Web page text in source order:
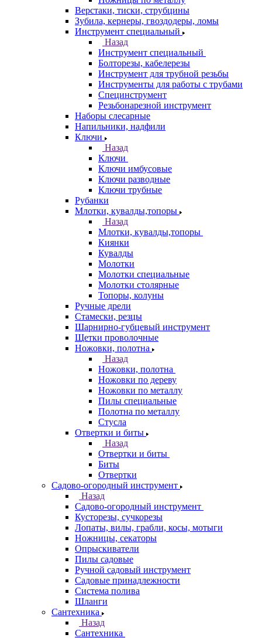
Верстаки, тиски, струбцины
Зубила, кернеры, гвоздодеры, ломы
Инструмент специальный
Назад
Инструмент специальный
Болторезы, кабелерезы
Инструмент для трубной резьбы
Инструменты для работы с трубами
Специнструмент
Резьбонарезной инструмент
Наборы слесарные
Напильники, надфили
Ключи
Назад
Ключи
Ключи имбусовые
Ключи разводные
Ключи трубные
Рубанки
Млотки, кувалды,топоры
Назад
Млотки, кувалды,топоры
Киянки
Кувалды
Молотки
Молотки специальные
Молотки столярные
Топоры, колуны
Ручные дрели
Стамески, резцы
Шарнирно-губцевый инструмент
Щетки проволочные
Ножовки, полотна
Назад
Ножовки, полотна
Ножовки по дереву
Ножовки по металлу
Пилы специальные
Полотна по металлу
Стусла
Отвертки и биты
Назад
Отвертки и биты
Биты
Отвертки
Садово-огородный инструмент
Назад
Садово-огородный инструмент
Кусторезы, сучкорезы
Лопаты, вилы, грабли, косы, мотыги
Ножницы, секаторы
Опрыскиватели
Пилы садовые
Ручной садовый инструмент
Садовые принадлежности
Система полива
Шланги
Сантехника
Назад
Сантехника